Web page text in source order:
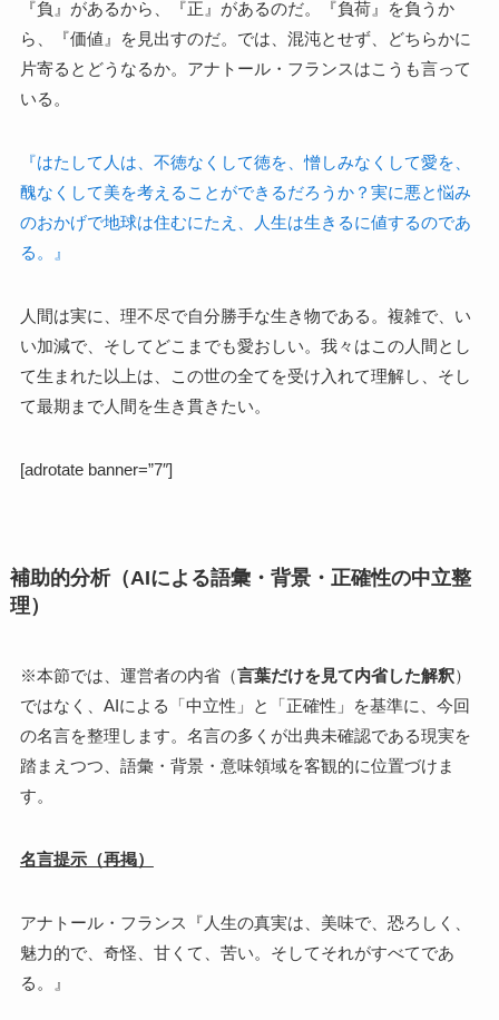
『負』があるから、『正』があるのだ。『負荷』を負うか
ら、『価値』を見出すのだ。では、混沌とせず、どちらかに
片寄るとどうなるか。アナトール・フランスはこうも言って
いる。
『はたして人は、不徳なくして徳を、憎しみなくして愛を、
醜なくして美を考えることができるだろうか？実に悪と悩み
のおかげで地球は住むにたえ、人生は生きるに値するのであ
る。』
人間は実に、理不尽で自分勝手な生き物である。複雑で、い
い加減で、そしてどこまでも愛おしい。我々はこの人間とし
て生まれた以上は、この世の全てを受け入れて理解し、そし
て最期まで人間を生き貫きたい。
[adrotate banner=”7″]
補助的分析（AIによる語彙・背景・正確性の中立整
理）
※本節では、運営者の内省（言葉だけを見て内省した解釈）
ではなく、AIによる「中立性」と「正確性」を基準に、今回
の名言を整理します。名言の多くが出典未確認である現実を
踏まえつつ、語彙・背景・意味領域を客観的に位置づけま
す。
名言提示（再掲）
アナトール・フランス『人生の真実は、美味で、恐ろしく、
魅力的で、奇怪、甘くて、苦い。そしてそれがすべてであ
る。』